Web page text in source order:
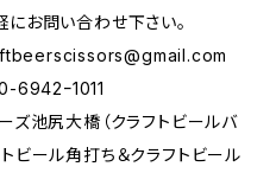
にお問い合わせ下さい。
ｰ1011
ズ池尻大橋（クラフトビールバ
ビール角打ち＆クラフトビール